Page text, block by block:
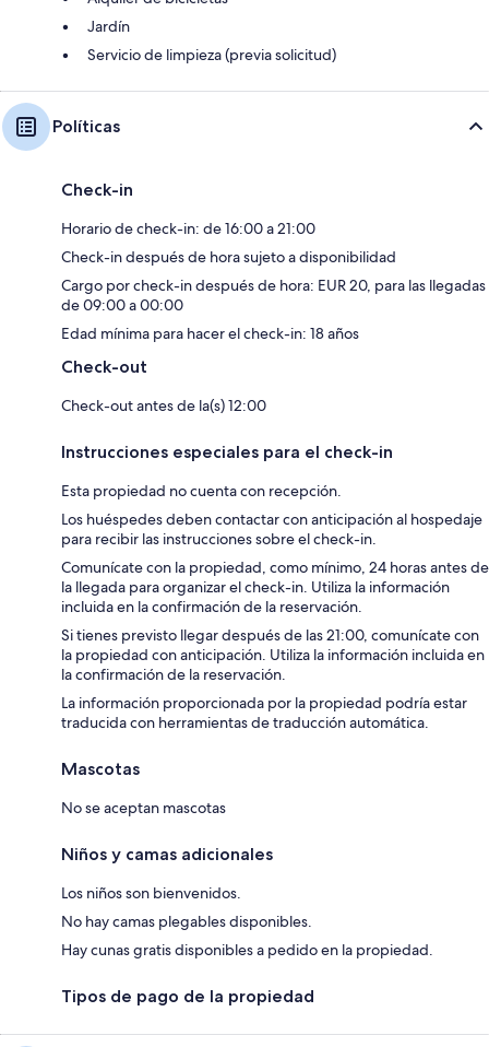
Jardín
Servicio de limpieza (previa solicitud)
Políticas
Check-in
Horario de check-in: de 16:00 a 21:00
Check-in después de hora sujeto a disponibilidad
Cargo por check-in después de hora: EUR 20, para las llegadas
de 09:00 a 00:00
Edad mínima para hacer el check-in: 18 años
Check-out
Check-out antes de la(s) 12:00
Instrucciones especiales para el check-in
Esta propiedad no cuenta con recepción.
Los huéspedes deben contactar con anticipación al hospedaje
para recibir las instrucciones sobre el check-in.
Comunícate con la propiedad, como mínimo, 24 horas antes de
la llegada para organizar el check-in. Utiliza la información
incluida en la confirmación de la reservación.
Si tienes previsto llegar después de las 21:00, comunícate con
la propiedad con anticipación. Utiliza la información incluida en
la confirmación de la reservación.
La información proporcionada por la propiedad podría estar
traducida con herramientas de traducción automática.
Mascotas
No se aceptan mascotas
Niños y camas adicionales
Los niños son bienvenidos.
No hay camas plegables disponibles.
Hay cunas gratis disponibles a pedido en la propiedad.
Tipos de pago de la propiedad